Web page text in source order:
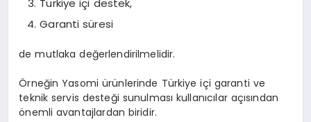
Türkiye içi destek,
Garanti süresi
de mutlaka değerlendirilmelidir.
Örneğin Yasomi ürünlerinde Türkiye içi garanti ve
teknik servis desteği sunulması kullanıcılar açısından
önemli avantajlardan biridir.